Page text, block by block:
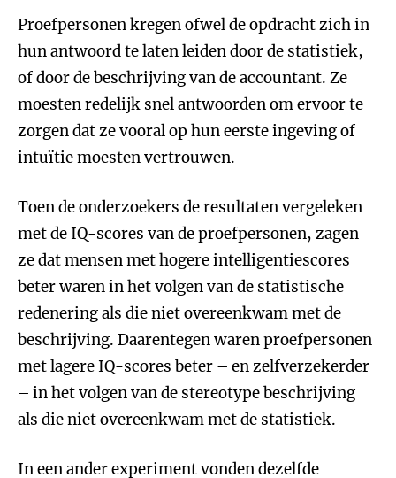
Proefpersonen kregen ofwel de opdracht zich in
hun antwoord te laten leiden door de statistiek,
of door de beschrijving van de accountant. Ze
moesten redelijk snel antwoorden om ervoor te
zorgen dat ze vooral op hun eerste ingeving of
intuïtie moesten vertrouwen.
Toen de onderzoekers de resultaten vergeleken
met de IQ-scores van de proefpersonen, zagen
ze dat mensen met hogere intelligentiescores
beter waren in het volgen van de statistische
redenering als die niet overeenkwam met de
beschrijving. Daarentegen waren proefpersonen
met lagere IQ-scores beter – en zelfverzekerder
– in het volgen van de stereotype beschrijving
als die niet overeenkwam met de statistiek.
In een ander experiment vonden dezelfde